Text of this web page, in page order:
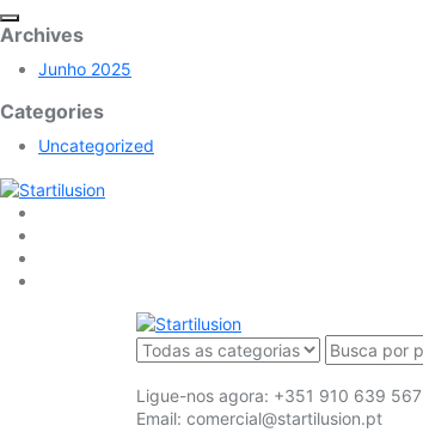
Archives
Junho 2025
Categories
Uncategorized
Ligue-nos agora: +351 910 639 567
Email: comercial@startilusion.pt